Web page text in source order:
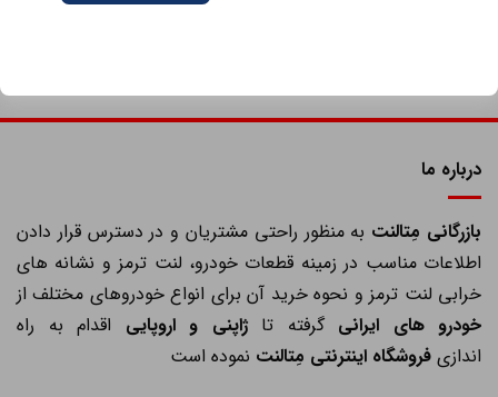
درباره ما
بازرگانی مِتالنتبه منظور راحتی مشتریان و در دسترس قرار دادن
اطلاعات مناسب در زمینه قطعات خودرو، لنت ترمز و نشانه های
خرابی لنت ترمز و نحوه خرید آن برای انواع خودروهای مختلف از
خودرو های ایرانیگرفته تاژاپنی و اروپاییاقدام به راه
اندازیفروشگاه اینترنتی مِتالنتنموده است